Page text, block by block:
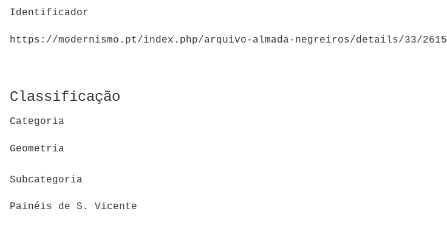
Identificador
https://modernismo.pt/index.php/arquivo-almada-negreiros/details/33/2615
Classificação
Categoria
Geometria
Subcategoria
Painéis de S. Vicente